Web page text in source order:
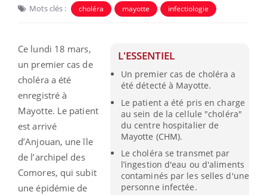
Mots clés : choléra mayotte infectiologie
L'ESSENTIEL
Un premier cas de choléra a
été détecté à Mayotte.
Le patient a été pris en charge
au sein de la cellule "choléra"
du centre hospitalier de
Mayotte (CHM).
Le choléra se transmet par
l’ingestion d'eau ou d'aliments
contaminés par les selles d'une
personne infectée.
Ce lundi 18 mars,
un premier cas de
choléra a été
enregistré à
Mayotte. Le patient
est arrivé
d’Anjouan, une île
de l’archipel des
Comores, qui subit
une épidémie de